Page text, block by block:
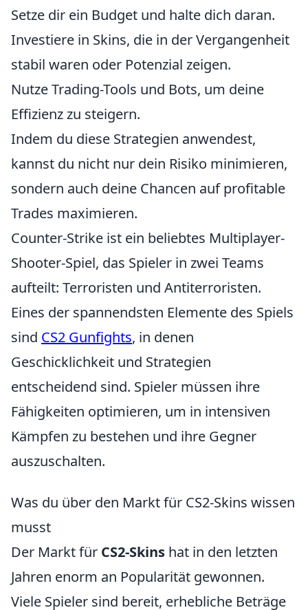
Setze dir ein Budget und halte dich daran.
Investiere in Skins, die in der Vergangenheit
stabil waren oder Potenzial zeigen.
Nutze Trading-Tools und Bots, um deine
Effizienz zu steigern.
Indem du diese Strategien anwendest,
kannst du nicht nur dein Risiko minimieren,
sondern auch deine Chancen auf profitable
Trades maximieren.
Counter-Strike ist ein beliebtes Multiplayer-
Shooter-Spiel, das Spieler in zwei Teams
aufteilt: Terroristen und Antiterroristen.
Eines der spannendsten Elemente des Spiels
sind CS2 Gunfights, in denen
Geschicklichkeit und Strategien
entscheidend sind. Spieler müssen ihre
Fähigkeiten optimieren, um in intensiven
Kämpfen zu bestehen und ihre Gegner
auszuschalten.
Was du über den Markt für CS2-Skins wissen
musst
Der Markt für CS2-Skins hat in den letzten
Jahren enorm an Popularität gewonnen.
Viele Spieler sind bereit, erhebliche Beträge